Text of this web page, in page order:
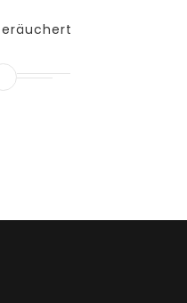
(Aktuell kann bei